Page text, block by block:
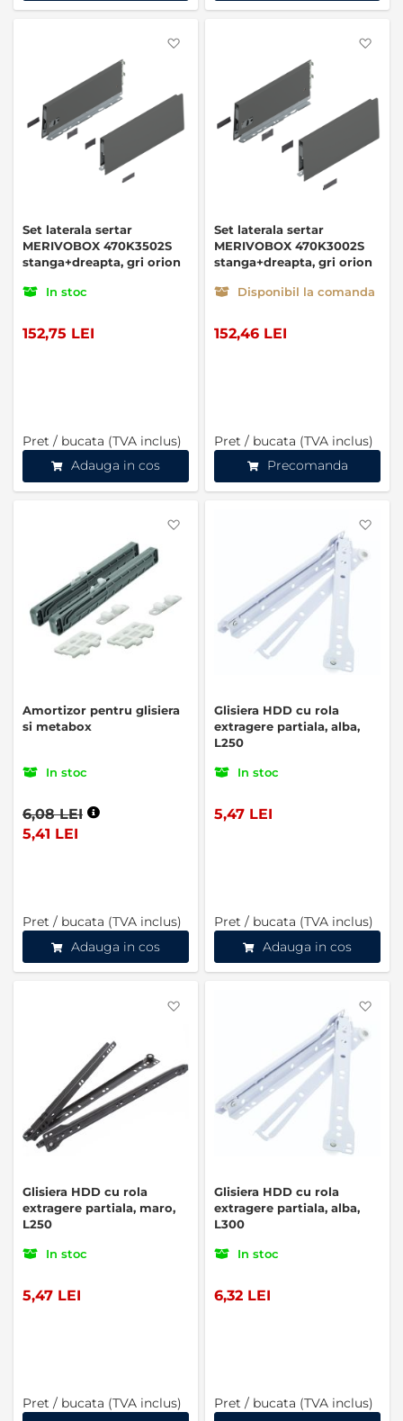
Set laterala sertar
MERIVOBOX 470K3502S
stanga+dreapta, gri orion
In stoc
152,75 LEI
Pret / bucata (TVA inclus)
Adauga in cos
Set laterala sertar
MERIVOBOX 470K3002S
stanga+dreapta, gri orion
Disponibil la comanda
152,46 LEI
Pret / bucata (TVA inclus)
Precomanda
Amortizor pentru glisiera
si metabox
In stoc
6,08 LEI
5,41 LEI
Pret / bucata (TVA inclus)
Adauga in cos
Glisiera HDD cu rola
extragere partiala, alba,
L250
In stoc
5,47 LEI
Pret / bucata (TVA inclus)
Adauga in cos
Glisiera HDD cu rola
extragere partiala, maro,
L250
In stoc
5,47 LEI
Pret / bucata (TVA inclus)
Glisiera HDD cu rola
extragere partiala, alba,
L300
In stoc
6,32 LEI
Pret / bucata (TVA inclus)